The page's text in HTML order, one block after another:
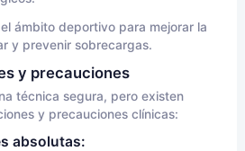
ámbito deportivo para mejorar la
y prevenir sobrecargas.
y precauciones
técnica segura, pero existen
y precauciones clínicas:
absolutas: